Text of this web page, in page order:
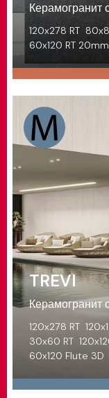
Керамогранит
120x278 RT
60x120 RT 20mm
TREVI
120x278 RT
30x60 RT
60x120 Flute 3D